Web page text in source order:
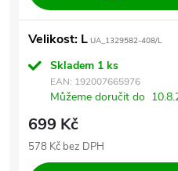
Velikost: L UA_1329582-408/L
Skladem 1 ks
EAN: 192007665976
Můžeme doručit do
699 Kč
578 Kč bez DPH